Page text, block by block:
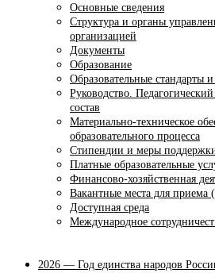
Основные сведения
Структура и органы
организацией
Документы
Образование
Образовательные стандарты
Руководство.
состав
Материально-техническое
образовательного процесса
Стипендии и меры
Платные образовательные
Финансово-хозяйственная
Вакантные места для приема
Доступная среда
Международное
2026 — Год единства народов